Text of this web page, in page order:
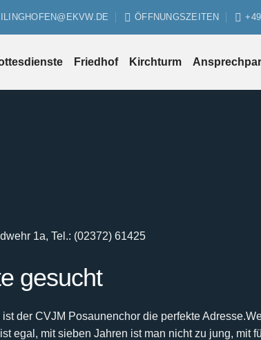
ÖFFNUNGSZEITEN
Friedhof Kirchturm
1a, Tel.: (02372) 61425
gesucht
ist der CVJM Posaunenchor die perfekte Adresse.
egal, mit sieben Jahren ist man nicht zu jung, mit